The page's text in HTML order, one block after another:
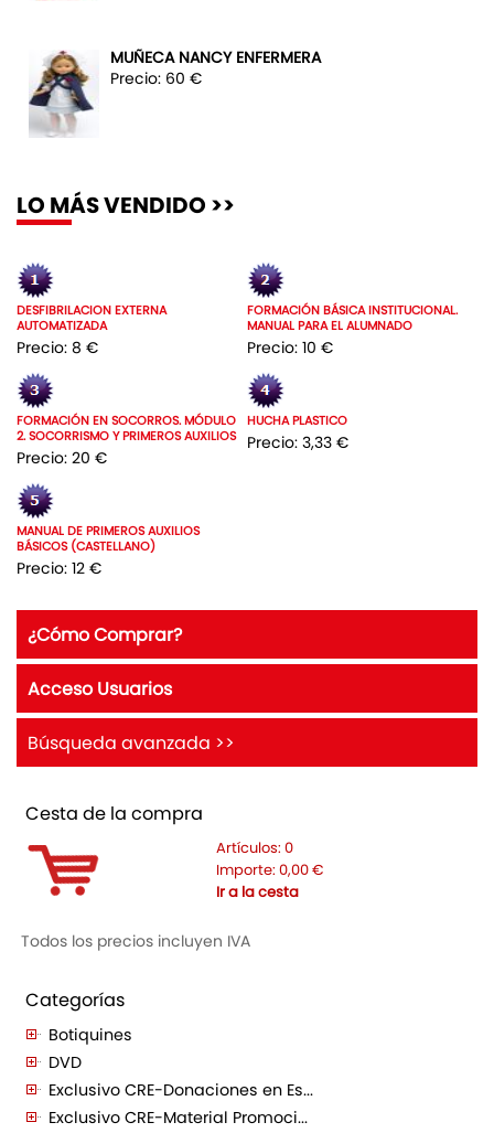
MUÑECA NANCY ENFERMERA
Precio: 60 €
LO MÁS VENDIDO >>
DESFIBRILACION EXTERNA
AUTOMATIZADA
Precio: 8 €
FORMACIÓN BÁSICA INSTITUCIONAL.
MANUAL PARA EL ALUMNADO
Precio: 10 €
FORMACIÓN EN SOCORROS. MÓDULO
2. SOCORRISMO Y PRIMEROS AUXILIOS
Precio: 20 €
HUCHA PLASTICO
Precio: 3,33 €
MANUAL DE PRIMEROS AUXILIOS
BÁSICOS (CASTELLANO)
Precio: 12 €
¿Cómo Comprar?
Acceso Usuarios
Búsqueda avanzada >>
Cesta de la compra
Artículos: 0
Importe: 0,00 €
Ir a la cesta
Todos los precios incluyen IVA
Categorías
Botiquines
DVD
Exclusivo CRE-Donaciones en Es...
Exclusivo CRE-Material Promoci...